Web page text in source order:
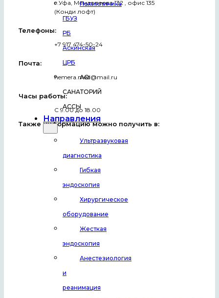
Поликлиника
ГБУЗ
РБ
Аскинская
ЦРБ
АО
САНАТОРИЙ
АССЫ
Направления
Ультразвуковая
диагностика
Гибкая
эндоскопия
Хирургическое
оборудование
Жесткая
эндоскопия
Анестезиология
и
реанимация
г.Уфа, Менделеева 132 , офис 135
(Конди лофт)
Телефоны:
+7 917 474-50-24
Почта:
hemera.med@mail.ru
Часы работы:
С 9.00 до 18.00
Также информацию можно получить в: